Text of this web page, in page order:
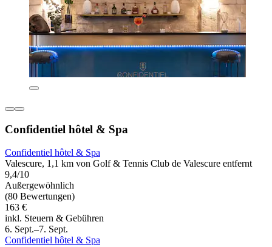
Confidentiel hôtel & Spa
Confidentiel hôtel & Spa
Valescure, 1,1 km von Golf & Tennis Club de Valescure entfernt
9,4/10
Außergewöhnlich
(80 Bewertungen)
163 €
inkl. Steuern & Gebühren
6. Sept.–7. Sept.
Confidentiel hôtel & Spa